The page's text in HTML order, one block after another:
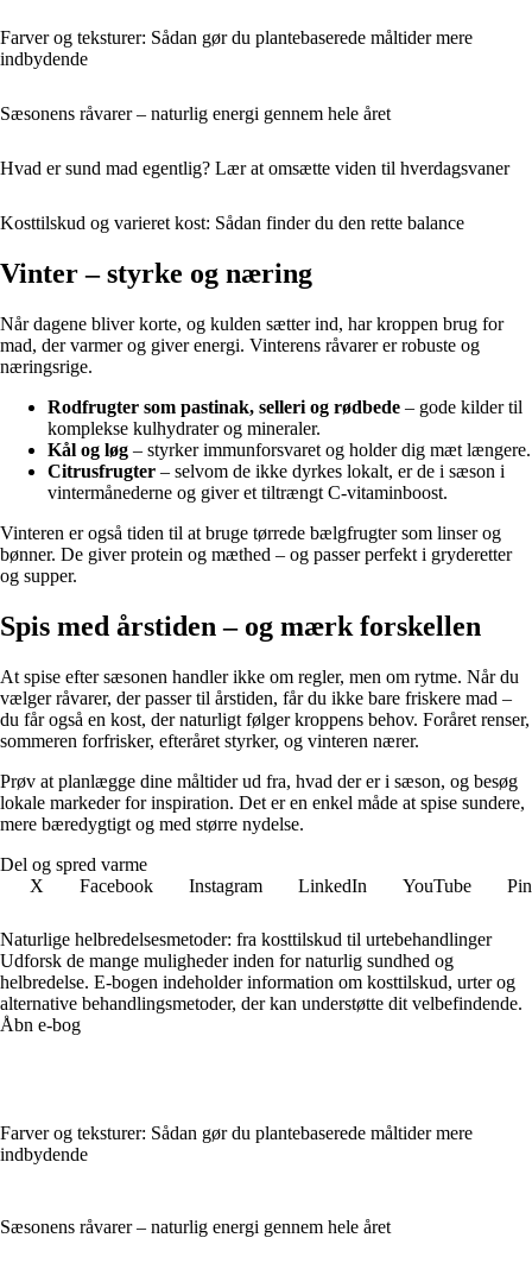
Farver og teksturer: Sådan gør du plantebaserede måltider mere
indbydende
Sæsonens råvarer – naturlig energi gennem hele året
Hvad er sund mad egentlig? Lær at omsætte viden til hverdagsvaner
Kosttilskud og varieret kost: Sådan finder du den rette balance
Vinter – styrke og næring
Når dagene bliver korte, og kulden sætter ind, har kroppen brug for
mad, der varmer og giver energi. Vinterens råvarer er robuste og
næringsrige.
Rodfrugter som pastinak, selleri og rødbede – gode kilder til
komplekse kulhydrater og mineraler.
Kål og løg – styrker immunforsvaret og holder dig mæt længere.
Citrusfrugter – selvom de ikke dyrkes lokalt, er de i sæson i
vintermånederne og giver et tiltrængt C-vitaminboost.
Vinteren er også tiden til at bruge tørrede bælgfrugter som linser og
bønner. De giver protein og mæthed – og passer perfekt i gryderetter
og supper.
Spis med årstiden – og mærk forskellen
At spise efter sæsonen handler ikke om regler, men om rytme. Når du
vælger råvarer, der passer til årstiden, får du ikke bare friskere mad –
du får også en kost, der naturligt følger kroppens behov. Foråret renser,
sommeren forfrisker, efteråret styrker, og vinteren nærer.
Prøv at planlægge dine måltider ud fra, hvad der er i sæson, og besøg
lokale markeder for inspiration. Det er en enkel måde at spise sundere,
mere bæredygtigt og med større nydelse.
Del og spred varme
X
Facebook Instagram LinkedIn YouTube
Naturlige helbredelsesmetoder: fra kosttilskud til urtebehandlinger
Udforsk de mange muligheder inden for naturlig sundhed og
helbredelse. E-bogen indeholder information om kosttilskud, urter og
alternative behandlingsmetoder, der kan understøtte dit velbefindende.
Åbn e-bog
Farver og teksturer: Sådan gør du plantebaserede måltider mere
indbydende
Sæsonens råvarer – naturlig energi gennem hele året